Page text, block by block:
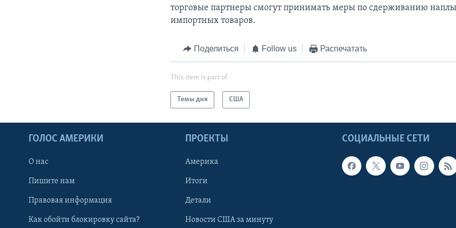
торговые партнеры смогут принимать меры по сдерживанию
импортных товаров.
Поделиться Follow us Распечатать
This item is part of
Темы дня США
СОЦИАЛЬНЫЕ СЕТИ
ГОЛОС АМЕРИКИ
О нас
Пишите нам
Правовая информация
Как обойти блокировку сайта?
ПРОЕКТЫ
Америка
Итоги
Детали
Новости США за минуту